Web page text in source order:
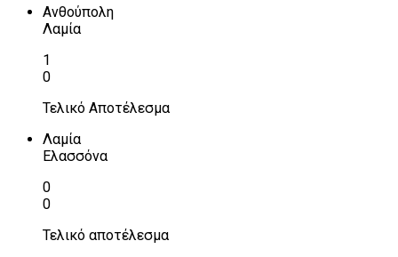
Ανθούπολη
Λαμία
1
0
Τελικό Αποτέλεσμα
Λαμία
Ελασσόνα
0
0
Τελικό αποτέλεσμα